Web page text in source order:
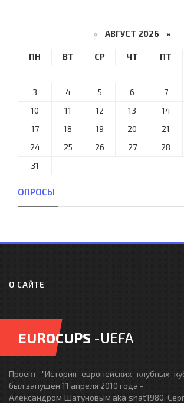
« АВГУСТ 2026 »
ПН ВТ СР ЧТ ПТ
3
4 5 6 7
10
11 12 13 14
17
18 19 20 21
24
25 26 27 28
31
ОПРОСЫ
О САЙТЕ
EUROCUPS -UEFA
Проект "История европейских клубных
был запущен 11 апреля 2010 года -
Александром Шатуновым aka shat1980,